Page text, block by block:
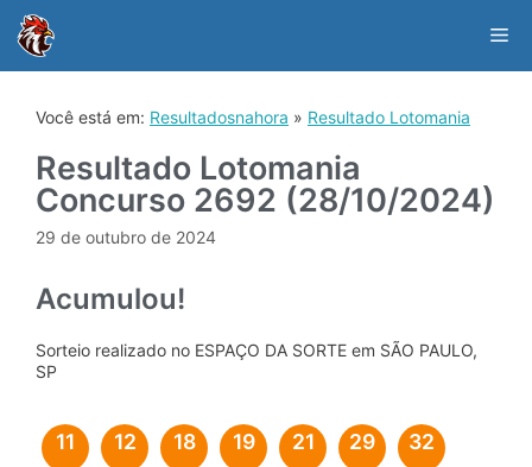
content
Você está em: Resultadosnahora » Resultado Lotomania
Resultado Lotomania
Concurso 2692 (28/10/2024)
29 de outubro de 2024
Acumulou!
Sorteio realizado no ESPAÇO DA SORTE em SÃO PAULO,
SP
11 12 18 19 21 29 32